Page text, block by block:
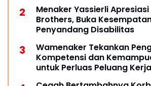
Menaker Yassierli Apresiasi
Brothers, Buka
Penyandang Disabilitas
Wamenaker Tekankan
Kompetensi dan
untuk Perluas Peluang Kerja